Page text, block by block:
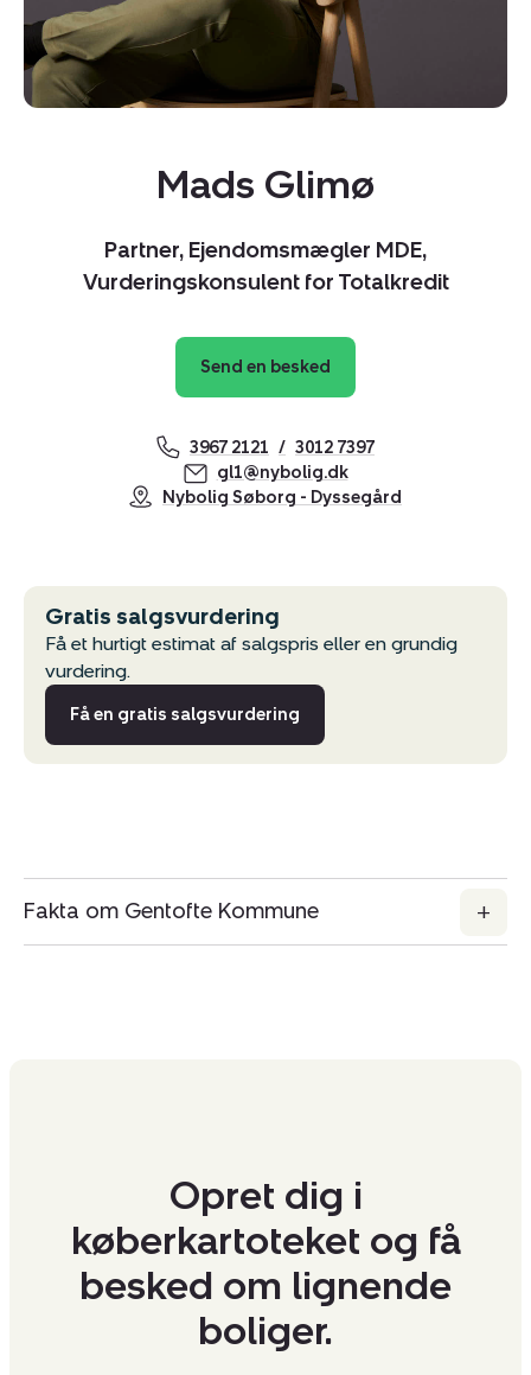
Mads Glimø
Partner, Ejendomsmægler MDE,
Vurderingskonsulent for Totalkredit
Send en besked
3967 2121
3012 7397
gl1@nybolig.dk
Nybolig Søborg - Dyssegård
Gratis salgsvurdering
Få et hurtigt estimat af salgspris eller en grundig
vurdering.
Få en gratis salgsvurdering
Fakta om Gentofte Kommune
Opret dig i
køberkartoteket og få
besked om lignende
boliger.
Kopier link
Del via mail